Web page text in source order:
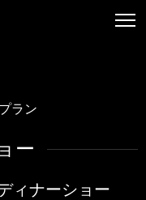
ラン
ー
ィナーショー